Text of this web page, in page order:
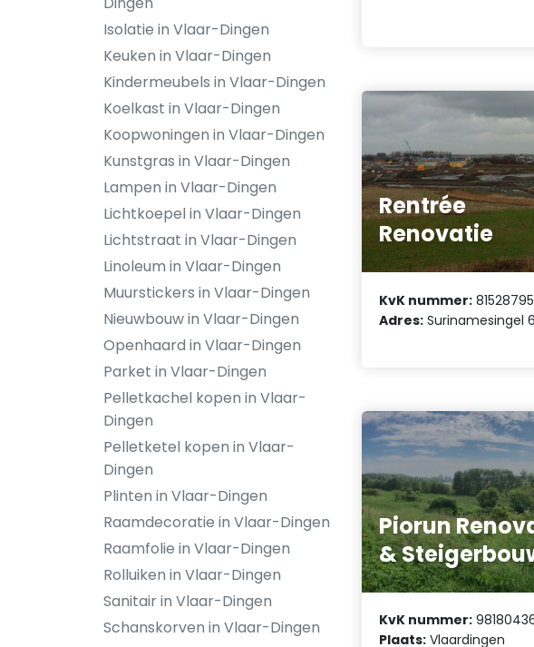
Isolatie in Vlaar-Dingen
Keuken in Vlaar-Dingen
Kindermeubels in Vlaar-Dingen
Koelkast in Vlaar-Dingen
Koopwoningen in Vlaar-Dingen
Kunstgras in Vlaar-Dingen
Lampen in Vlaar-Dingen
Lichtkoepel in Vlaar-Dingen
Lichtstraat in Vlaar-Dingen
Linoleum in Vlaar-Dingen
Muurstickers in Vlaar-Dingen
Nieuwbouw in Vlaar-Dingen
Openhaard in Vlaar-Dingen
Parket in Vlaar-Dingen
Pelletkachel kopen in Vlaar-
Dingen
Pelletketel kopen in Vlaar-
Dingen
Plinten in Vlaar-Dingen
Raamdecoratie in Vlaar-Dingen
Raamfolie in Vlaar-Dingen
Rolluiken in Vlaar-Dingen
Sanitair in Vlaar-Dingen
Schanskorven in Vlaar-Dingen
Rentrée
Renovatie
KvK nummer: 81528795
Adres: Surinamesingel
Piorun
&
KvK nummer:
Plaats: Vlaardingen